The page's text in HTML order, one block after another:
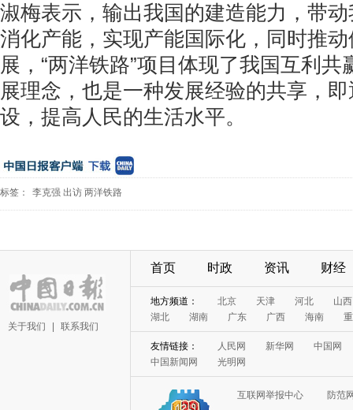
淑梅表示，输出我国的建造能力，带
消化产能，实现产能国际化，同时推
展，“两洋铁路”项目体现了我国互利
展理念，也是一种发展经验的共享，
设，提高人民的生活水平。
标签： 李克强 出访 两洋铁路
关于我们 联系我们
首页 时政 资讯 财经
地方频道： 北京 天津 河北
山西
湖北
湖南 广东 广西 海南
友情链接： 人民网 新华网
中国网
中国新闻网
光明网
互联网举报中心
防范